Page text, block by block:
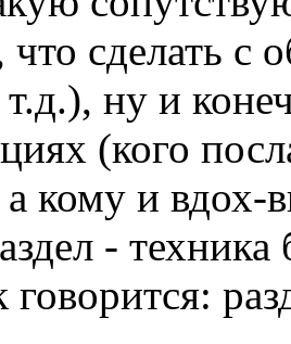
что сделать с
ну и
(кого
кому и вдох-
-
говорится: